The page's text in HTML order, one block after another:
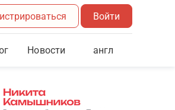
Войти
Новости англ